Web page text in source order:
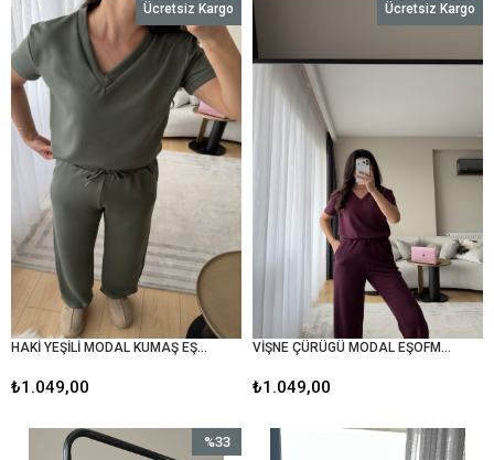
HAKİ YEŞİLİ MODAL KUMAŞ EŞOFMAN TAKIMI
₺1.049,00
Ücretsiz Kargo
VİŞNE ÇÜRÜGÜ MODAL EŞOFMAN TAKIM
₺1.049,00
Ücretsiz Kargo
%33